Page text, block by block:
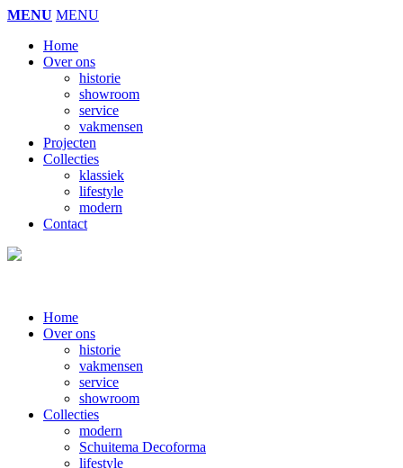
MENU MENU
Home
Over ons
historie
showroom
service
vakmensen
Projecten
Collecties
klassiek
lifestyle
modern
Contact
Home
Over ons
historie
vakmensen
service
showroom
Collecties
modern
Schuitema Decoforma
lifestyle